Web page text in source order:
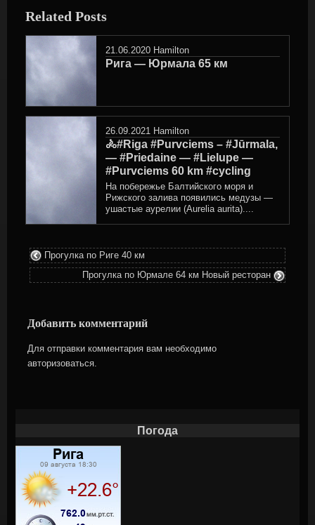
posted
Related Posts
21.06.2020 Hamilton
Рига — Юрмала 65 км
26.09.2021 Hamilton
🚴#Riga #Purvciems – #Jūrmala,
— #Priedaine — #Lielupe —
#Purvciems ‍60 km #cycling
На побережье Балтийского моря и
Рижского залива появились медузы —
ушастые аурелии (Aurelia aurita)....
Прогулка по Риге 40 км
Прогулка по Юрмале 64 км Новый ресторан
Добавить комментарий
Для отправки комментария вам необходимо
авторизоваться.
Погода